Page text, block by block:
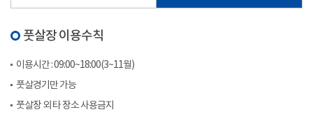
풋살장 이용수칙
이용시간 : 09:00~18:00(3~11월)
풋살경기만 가능
풋살장 외 타 장소 사용금지